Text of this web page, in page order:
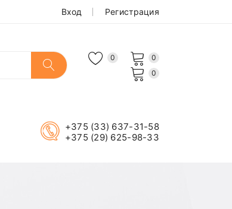
Вход Регистрация
0
0
0
+375 (33) 637-31-58
+375 (29) 625-98-33